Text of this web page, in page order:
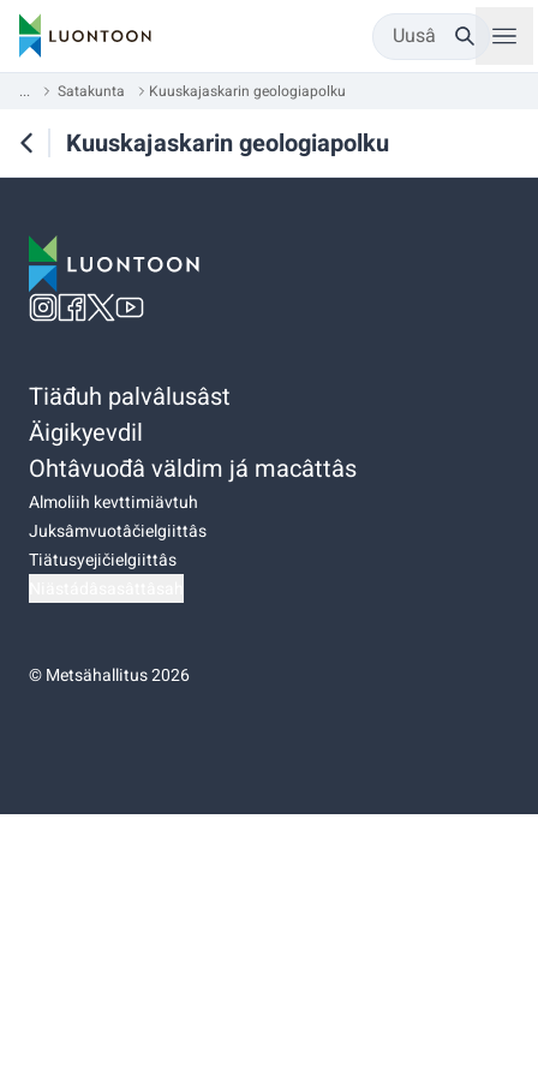
Uusâ
... Satakunta Kuuskajaskarin geologiapolku
Kuuskajaskarin geologiapolku
Tiäđuh palvâlusâst
Äigikyevdil
Ohtâvuođâ väldim já macâttâs
Almoliih kevttimiävtuh
Juksâmvuotâčielgiittâs
Tiätusyejičielgiittâs
©Metsähallitus 2026